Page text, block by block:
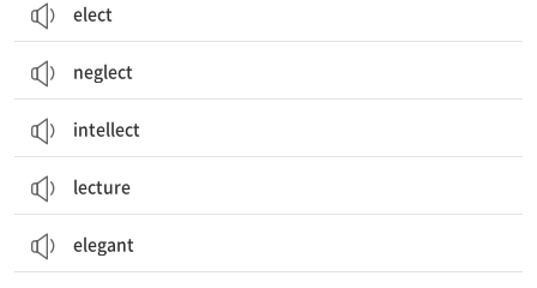
elect
neglect
intellect
lecture
elegant